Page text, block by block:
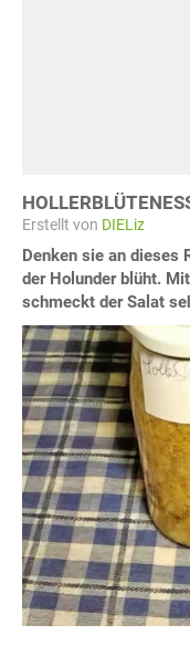
Erstellt von DIELiz
Denken sie an dieses
der Holunder blüht.
schmeckt der Salat